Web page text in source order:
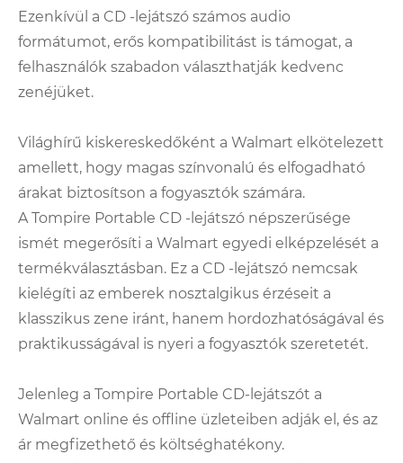
Ezenkívül a CD -lejátszó számos audio
formátumot, erős kompatibilitást is támogat, a
felhasználók szabadon választhatják kedvenc
zenéjüket.
Világhírű kiskereskedőként a Walmart elkötelezett
amellett, hogy magas színvonalú és elfogadható
árakat biztosítson a fogyasztók számára.
A Tompire Portable CD -lejátszó népszerűsége
ismét megerősíti a Walmart egyedi elképzelését a
termékválasztásban. Ez a CD -lejátszó nemcsak
kielégíti az emberek nosztalgikus érzéseit a
klasszikus zene iránt, hanem hordozhatóságával és
praktikusságával is nyeri a fogyasztók szeretetét.
Jelenleg a Tompire Portable CD-lejátszót a
Walmart online és offline üzleteiben adják el, és az
ár megfizethető és költséghatékony.